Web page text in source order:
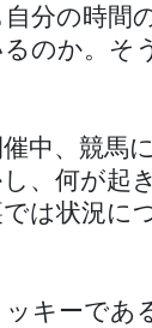
分の時間
のか。そ
中、競馬
、何が起
は状況に
キーであ